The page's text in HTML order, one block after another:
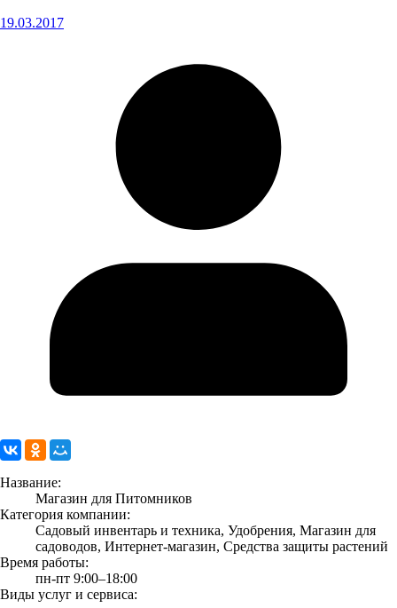
19.03.2017
Название:
Магазин для Питомников
Категория компании:
Садовый инвентарь и техника, Удобрения, Магазин для
садоводов, Интернет-магазин, Средства защиты растений
Время работы:
пн-пт 9:00–18:00
Виды услуг и сервиса: